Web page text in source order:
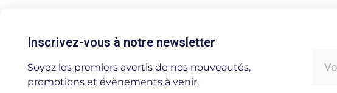
Inscrivez-vous à notre newsletter
Soyez les premiers avertis de nos nouveautés,
promotions et évènements à venir.